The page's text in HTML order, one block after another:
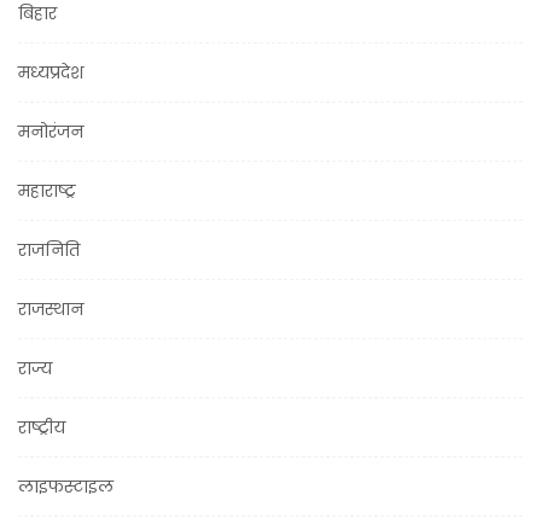
बिहार
मध्यप्रदेश
मनोरंजन
महाराष्ट्र
राजनिति
राजस्थान
राज्य
राष्ट्रीय
लाइफस्टाइल